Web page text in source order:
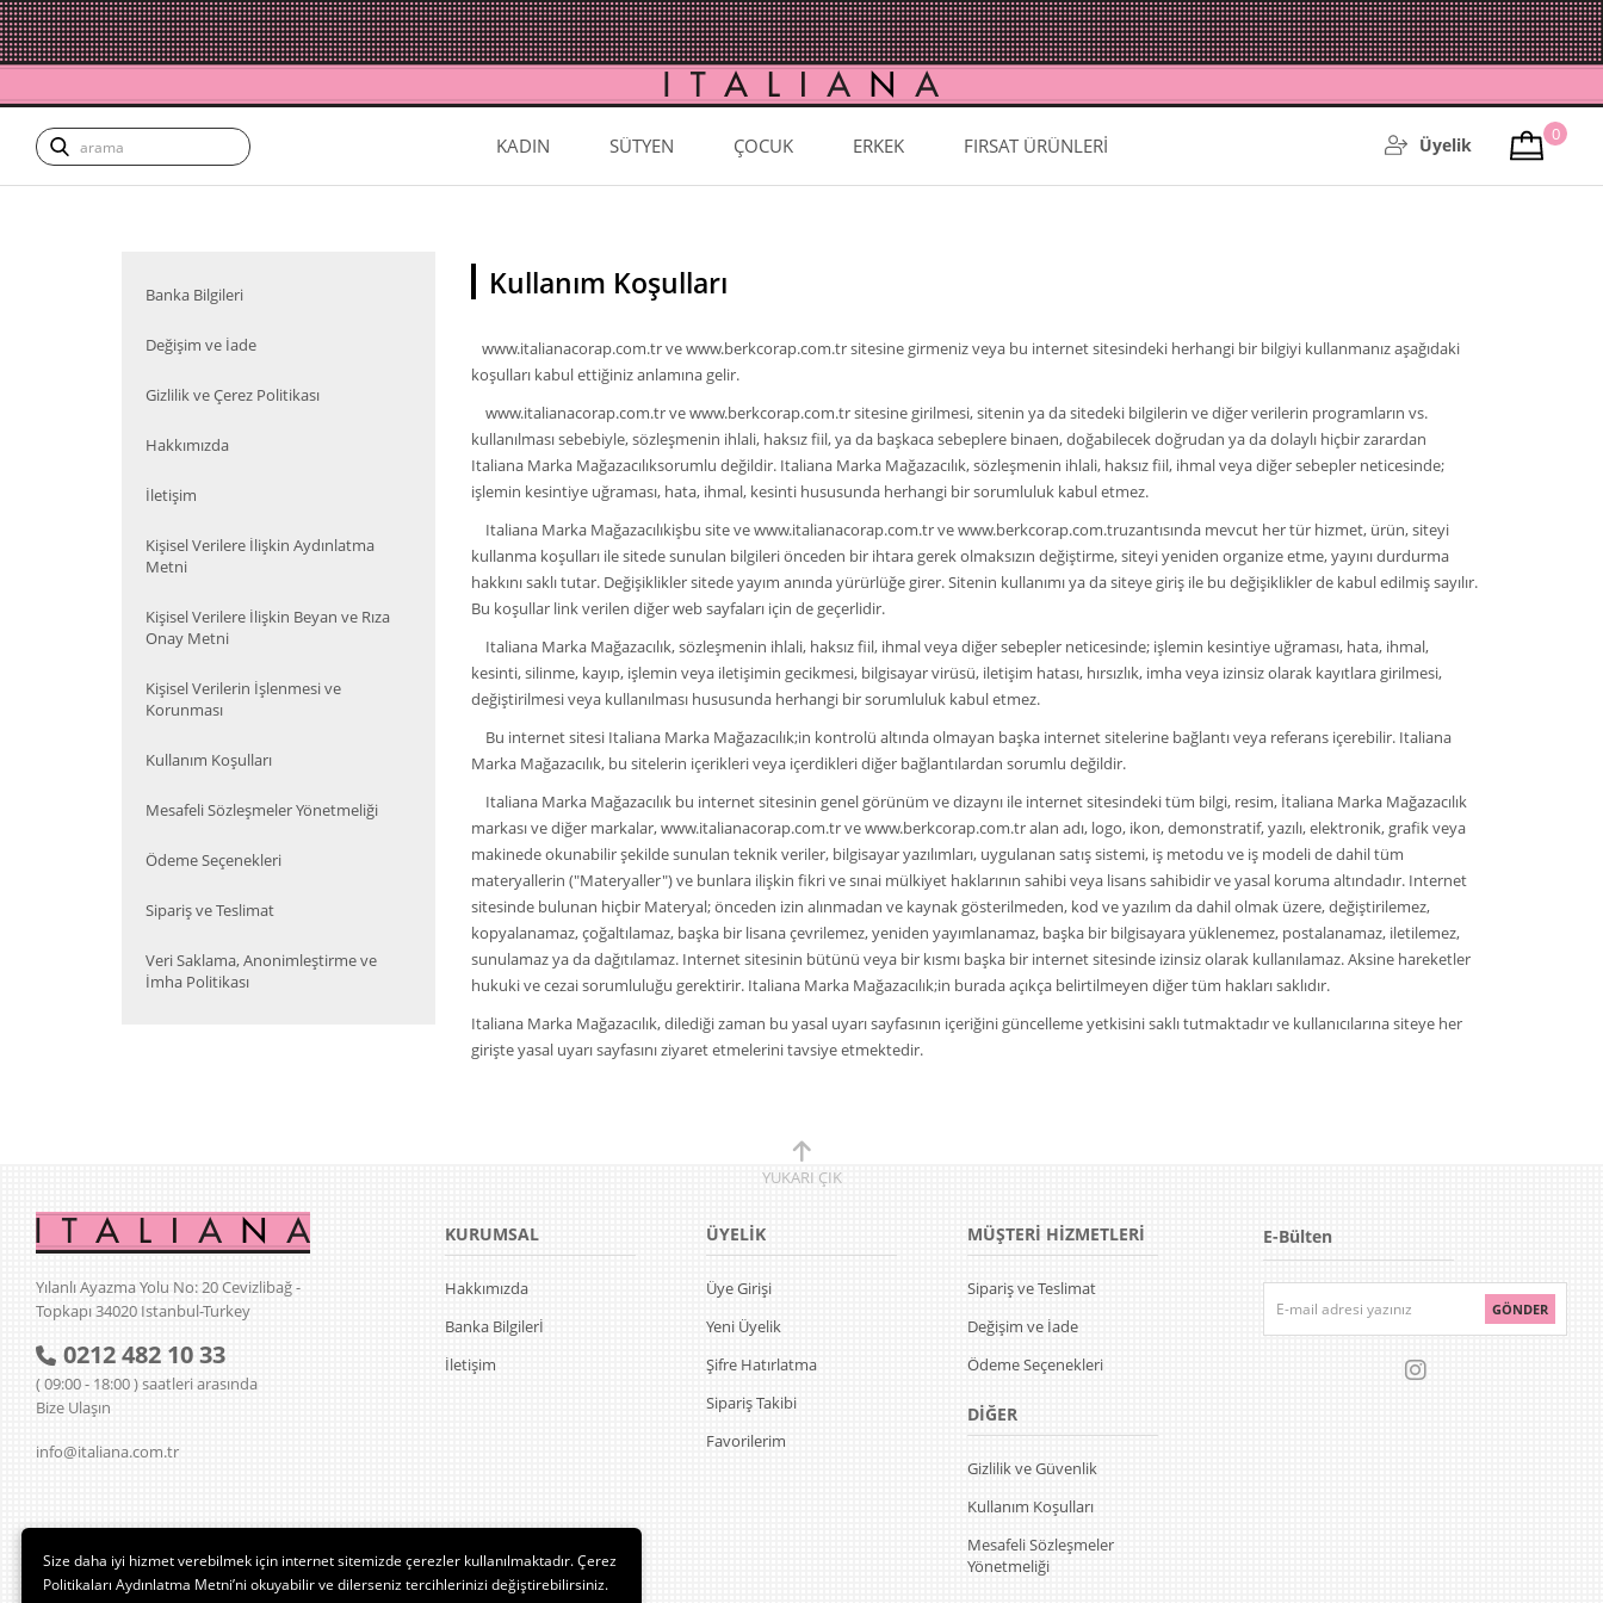
KADIN SÜTYEN ÇOCUK ERKEK FIRSAT ÜRÜNLERİ Üyelik 0
Banka Bilgileri
Değişim ve İade
Gizlilik ve Çerez Politikası
Hakkımızda
İletişim
Kişisel Verilere İlişkin Aydınlatma
Metni
Kişisel Verilere İlişkin Beyan ve Rıza
Onay Metni
Kişisel Verilerin İşlenmesi ve
Korunması
Kullanım Koşulları
Mesafeli Sözleşmeler Yönetmeliği
Ödeme Seçenekleri
Sipariş ve Teslimat
Veri Saklama, Anonimleştirme ve
İmha Politikası
Kullanım Koşulları
www.italianacorap.com.tr ve www.berkcorap.com.tr sitesine girmeniz veya bu internet sitesindeki herhangi bir bilgiyi kullanmanız aşağıdaki
koşulları kabul ettiğiniz anlamına gelir.
www.italianacorap.com.tr ve www.berkcorap.com.tr sitesine girilmesi, sitenin ya da sitedeki bilgilerin ve diğer verilerin programların vs.
kullanılması sebebiyle, sözleşmenin ihlali, haksız fiil, ya da başkaca sebeplere binaen, doğabilecek doğrudan ya da dolaylı hiçbir zarardan
Italiana Marka Mağazacılıksorumlu değildir. Italiana Marka Mağazacılık, sözleşmenin ihlali, haksız fiil, ihmal veya diğer sebepler neticesinde;
işlemin kesintiye uğraması, hata, ihmal, kesinti hususunda herhangi bir sorumluluk kabul etmez.
Italiana Marka Mağazacılıkişbu site ve www.italianacorap.com.tr ve www.berkcorap.com.truzantısında mevcut her tür hizmet, ürün, siteyi
kullanma koşulları ile sitede sunulan bilgileri önceden bir ihtara gerek olmaksızın değiştirme, siteyi yeniden organize etme, yayını durdurma
hakkını saklı tutar. Değişiklikler sitede yayım anında yürürlüğe girer. Sitenin kullanımı ya da siteye giriş ile bu değişiklikler de kabul edilmiş sayılır.
Bu koşullar link verilen diğer web sayfaları için de geçerlidir.
Italiana Marka Mağazacılık, sözleşmenin ihlali, haksız fiil, ihmal veya diğer sebepler neticesinde; işlemin kesintiye uğraması, hata, ihmal,
kesinti, silinme, kayıp, işlemin veya iletişimin gecikmesi, bilgisayar virüsü, iletişim hatası, hırsızlık, imha veya izinsiz olarak kayıtlara girilmesi,
değiştirilmesi veya kullanılması hususunda herhangi bir sorumluluk kabul etmez.
Bu internet sitesi Italiana Marka Mağazacılık;in kontrolü altında olmayan başka internet sitelerine bağlantı veya referans içerebilir. Italiana
Marka Mağazacılık, bu sitelerin içerikleri veya içerdikleri diğer bağlantılardan sorumlu değildir.
Italiana Marka Mağazacılık bu internet sitesinin genel görünüm ve dizaynı ile internet sitesindeki tüm bilgi, resim, İtaliana Marka Mağazacılık
markası ve diğer markalar, www.italianacorap.com.tr ve www.berkcorap.com.tr alan adı, logo, ikon, demonstratif, yazılı, elektronik, grafik veya
makinede okunabilir şekilde sunulan teknik veriler, bilgisayar yazılımları, uygulanan satış sistemi, iş metodu ve iş modeli de dahil tüm
materyallerin ("Materyaller") ve bunlara ilişkin fikri ve sınai mülkiyet haklarının sahibi veya lisans sahibidir ve yasal koruma altındadır. Internet
sitesinde bulunan hiçbir Materyal; önceden izin alınmadan ve kaynak gösterilmeden, kod ve yazılım da dahil olmak üzere, değiştirilemez,
kopyalanamaz, çoğaltılamaz, başka bir lisana çevrilemez, yeniden yayımlanamaz, başka bir bilgisayara yüklenemez, postalanamaz, iletilemez,
sunulamaz ya da dağıtılamaz. Internet sitesinin bütünü veya bir kısmı başka bir internet sitesinde izinsiz olarak kullanılamaz. Aksine hareketler
hukuki ve cezai sorumluluğu gerektirir. Italiana Marka Mağazacılık;in burada açıkça belirtilmeyen diğer tüm hakları saklıdır.
Italiana Marka Mağazacılık, dilediği zaman bu yasal uyarı sayfasının içeriğini güncelleme yetkisini saklı tutmaktadır ve kullanıcılarına siteye her
girişte yasal uyarı sayfasını ziyaret etmelerini tavsiye etmektedir.
YUKARI ÇIK
Yılanlı Ayazma Yolu No: 20 Cevizlibağ -
Topkapı 34020 Istanbul-Turkey
0212 482 10 33
( 09:00 - 18:00 ) saatleri arasında
Bize Ulaşın
info@italiana.com.tr
KURUMSAL
Hakkımızda
Banka Bilgilerİ
İletişim
ÜYELİK
Üye Girişi
Yeni Üyelik
Şifre Hatırlatma
Sipariş Takibi
Favorilerim
MÜŞTERİ HİZMETLERİ
Sipariş ve Teslimat
Değişim ve İade
Ödeme Seçenekleri
DİĞER
Gizlilik ve Güvenlik
Kullanım Koşulları
Mesafeli Sözleşmeler
Yönetmeliği
E-Bülten
GÖNDER
Size daha iyi hizmet verebilmek için internet sitemizde çerezler kullanılmaktadır. Çerez
Politikaları Aydınlatma Metni’ni okuyabilir ve dilerseniz tercihlerinizi değiştirebilirsiniz.